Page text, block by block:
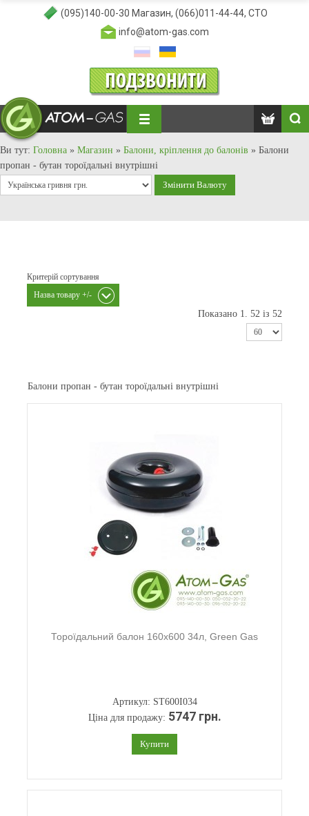
(095)140-00-30 Магазин, (066)011-44-44, СТО
info@atom-gas.com
Ви тут: Головна » Магазин » Балони, кріплення до балонів » Балони
пропан - бутан тороїдальні внутрішні
Критерій сортування
Назва товару +/-
Показано 1. 52 із 52
Балони пропан - бутан тороїдальні внутрішні
Тороїдальний балон 160х600 34л, Green Gas
Артикул: ST600I034
Ціна для продажу: 5747 грн.
Купити